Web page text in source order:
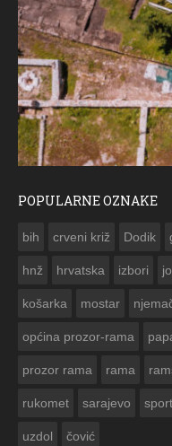
POPULARNE OZNAKE
bih crveni križ Dodik
hnž hrvatska izbori
košarka mostar
općina prozor-rama
prozor rama rama
rukomet sarajevo sport
uzdol čović